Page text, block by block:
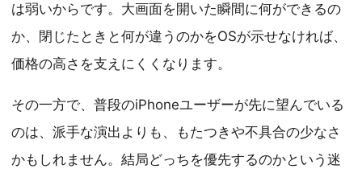
は弱いからです。大画面を開いた瞬間に何ができるの
か、閉じたときと何が違うのかをOSが示せなければ、
価格の高さを支えにくくなります。
その一方で、普段のiPhoneユーザーが先に望んでいる
のは、派手な演出よりも、もたつきや不具合の少なさ
かもしれません。結局どっちを優先するのかという迷